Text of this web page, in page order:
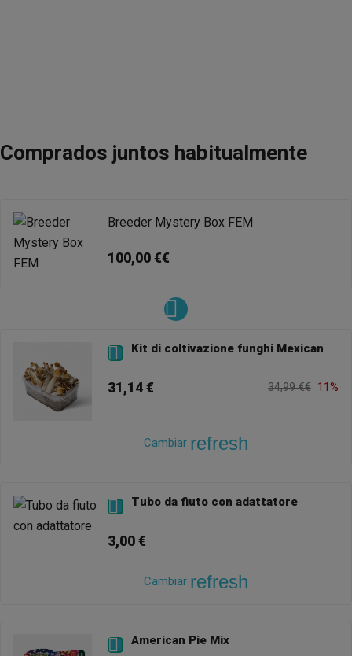
Comprados juntos habitualmente
Breeder Mystery Box FEM
100,00 €€
 Kit di coltivazione funghi Mexican
31,14 € 34,99 €€ 11%
Cambiar refresh
 Tubo da fiuto con adattatore
3,00 €
Cambiar refresh
 American Pie Mix